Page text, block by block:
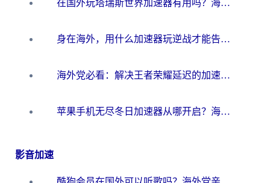
在国外玩塔瑞斯世界加速器有用吗？海外玩家亲测后的真实答案
身在海外，用什么加速器玩逆战才能告别延迟？
海外党必看：解决王者荣耀延迟的加速器终极指南——从EVE到猫和老鼠，一个工具全搞定
苹果手机无尽冬日加速器从哪开启？海外玩家的冬日生存指南
影音加速